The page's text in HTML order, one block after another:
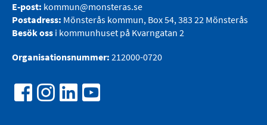
E-post: kommun@monsteras.se
Postadress: Mönsterås kommun, Box 54, 383 22 Mönsterås
Besök oss i kommunhuset på Kvarngatan 2
Organisationsnummer: 212000-0720